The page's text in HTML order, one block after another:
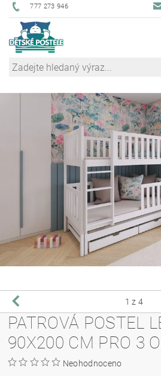
777 273 946
1 z 4
PATROVÁ POSTEL
90X200 CM PRO 3
Neohodnoceno